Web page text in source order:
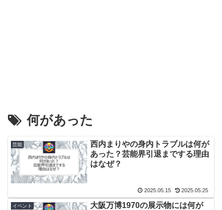
何があった
芸能
西内まりやの身内トラブルは何が
あった？芸能界引退までする理由
はなぜ？
2025.05.15 2025.05.25
イベント
大阪万博1970の展示物には何が